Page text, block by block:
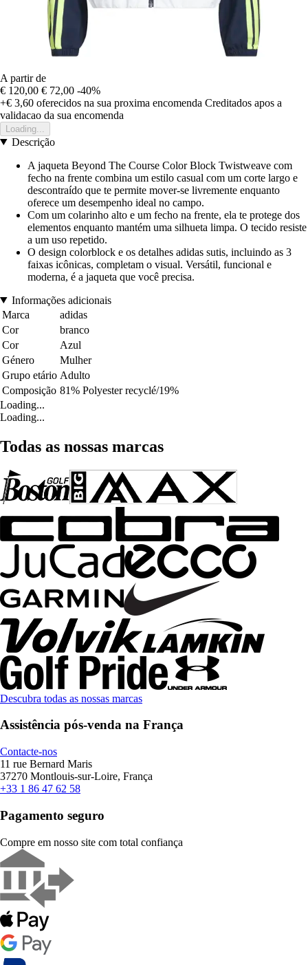
A partir de
€ 120,00 € 72,00 -40%
+€ 3,60 oferecidos na sua proxima encomenda Creditados apos a
validacao da sua encomenda
Loading...
Descrição
A jaqueta Beyond The Course Color Block Twistweave com
fecho na frente combina um estilo casual com um corte largo e
descontraído que te permite mover-se livremente enquanto
oferece um desempenho ideal no campo.
Com um colarinho alto e um fecho na frente, ela te protege dos
elementos enquanto mantém uma silhueta limpa. O tecido resiste
a um uso repetido.
O design colorblock e os detalhes adidas sutis, incluindo as 3
faixas icônicas, completam o visual. Versátil, funcional e
moderna, é a jaqueta que você precisa.
Informações adicionais
Marca
adidas
Cor
branco
Cor
Azul
Género
Mulher
Grupo etário Adulto
Composição 81% Polyester recyclé/19%
Loading...
Loading...
Todas as nossas marcas
Descubra todas as nossas marcas
Assistência pós-venda na França
Contacte-nos
11 rue Bernard Maris
37270 Montlouis-sur-Loire, França
+33 1 86 47 62 58
Pagamento seguro
Compre em nosso site com total confiança